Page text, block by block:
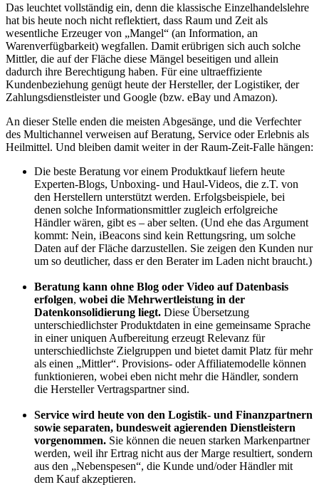
Das leuchtet vollständig ein, denn die klassische Einzelhandelslehre
hat bis heute noch nicht reflektiert, dass Raum und Zeit als
wesentliche Erzeuger von „Mangel“ (an Information, an
Warenverfügbarkeit) wegfallen. Damit erübrigen sich auch solche
Mittler, die auf der Fläche diese Mängel beseitigen und allein
dadurch ihre Berechtigung haben. Für eine ultraeffiziente
Kundenbeziehung genügt heute der Hersteller, der Logistiker, der
Zahlungsdienstleister und Google (bzw. eBay und Amazon).
An dieser Stelle enden die meisten Abgesänge, und die Verfechter
des Multichannel verweisen auf Beratung, Service oder Erlebnis als
Heilmittel. Und bleiben damit weiter in der Raum-Zeit-Falle hängen:
Die beste Beratung vor einem Produktkauf liefern heute
Experten-Blogs, Unboxing- und Haul-Videos, die z.T. von
den Herstellern unterstützt werden. Erfolgsbeispiele, bei
denen solche Informationsmittler zugleich erfolgreiche
Händler wären, gibt es – aber selten. (Und ehe das Argument
kommt: Nein, iBeacons sind kein Rettungsring, um solche
Daten auf der Fläche darzustellen. Sie zeigen den Kunden nur
um so deutlicher, dass er den Berater im Laden nicht braucht.)
Beratung kann ohne Blog oder Video auf Datenbasis
erfolgen, wobei die Mehrwertleistung in der
Datenkonsolidierung liegt. Diese Übersetzung
unterschiedlichster Produktdaten in eine gemeinsame Sprache
in einer uniquen Aufbereitung erzeugt Relevanz für
unterschiedlichste Zielgruppen und bietet damit Platz für mehr
als einen „Mittler“. Provisions- oder Affiliatemodelle können
funktionieren, wobei eben nicht mehr die Händler, sondern
die Hersteller Vertragspartner sind.
Service wird heute von den Logistik- und Finanzpartnern
sowie separaten, bundesweit agierenden Dienstleistern
vorgenommen. Sie können die neuen starken Markenpartner
werden, weil ihr Ertrag nicht aus der Marge resultiert, sondern
aus den „Nebenspesen“, die Kunde und/oder Händler mit
dem Kauf akzeptieren.